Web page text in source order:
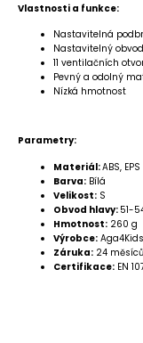
Vlastnosti a funkce:
Nastavitelná
Nastavitelný
11 ventilačních
Pevný a odolný
Nízká hmotnost
Parametry:
Materiál:ABS, EPS
Barva: Bílá
Velikost: S
Obvod hlavy: 51-
Hmotnost: 260 g
Výrobce: Aga4Kids
Záruka: 24 měsíců
Certifikace: EN